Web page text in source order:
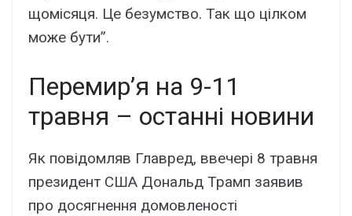
щомісяця. Це безумство. Так що цілком
може бути”.
Перемир’я на 9-11
травня – останні новини
Як повідомляв Главред, ввечері 8 травня
президент США Дональд Трамп заявив
про досягнення домовленості